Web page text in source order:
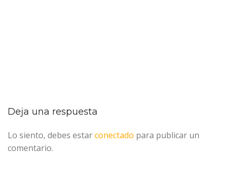
Deja una respuesta
Lo siento, debes estarconectado para publicar un
comentario.